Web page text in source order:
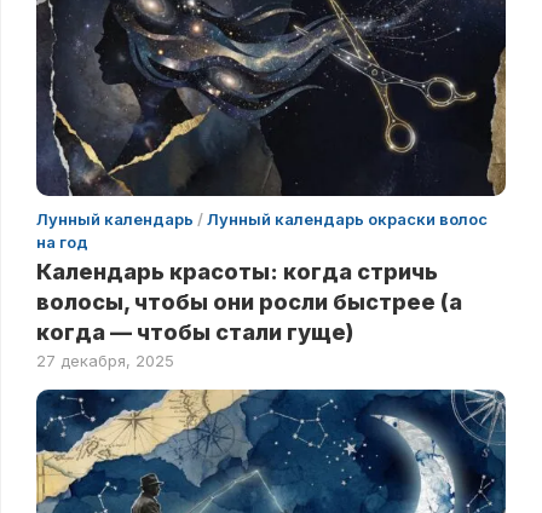
Лунный календарь /Лунный календарь окраски волос
на год
Календарь красоты: когда стричь
волосы, чтобы они росли быстрее (а
когда — чтобы стали гуще)
27 декабря, 2025